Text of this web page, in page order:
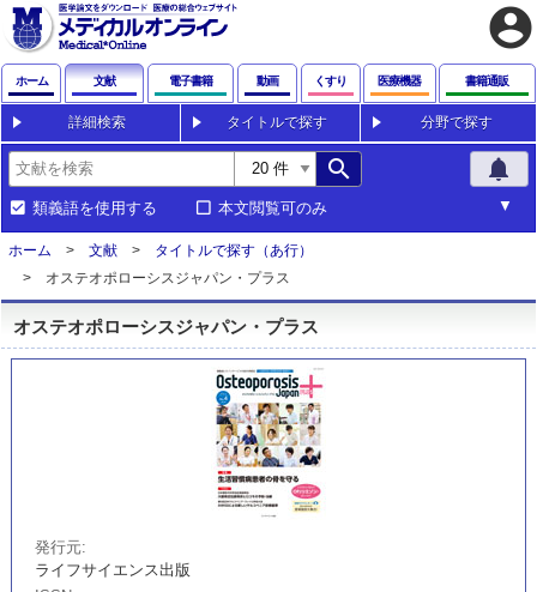
account_circle
ホーム 文献 電子書籍 動画 くすり 医療機器 書籍通販
詳細検索 タイトルで探す 分野で探す
search notifications
類義語を使用する 本文閲覧可のみ
ホーム 文献
タイトルで探す（あ行）
オステオポローシスジャパン・プラス
オステオポローシスジャパン・プラス
発行元
ライフサイエンス出版